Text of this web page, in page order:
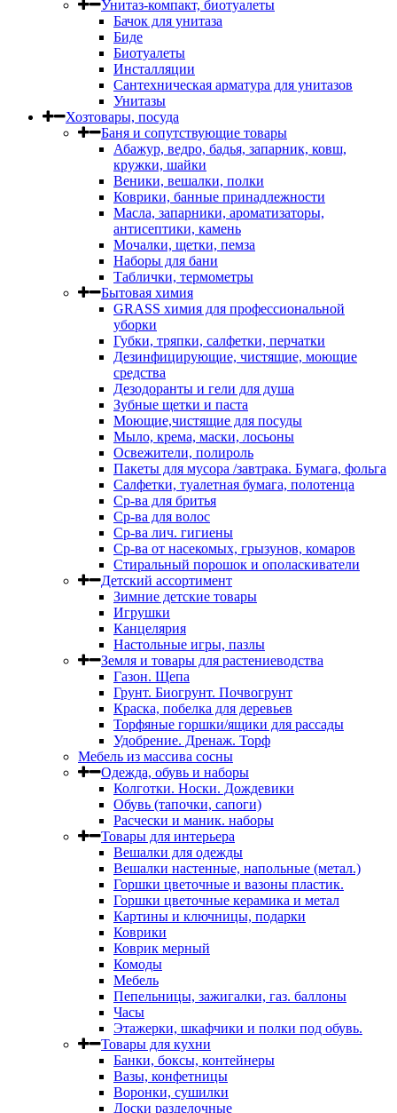
Унитаз-компакт, биотуалеты
Бачок для унитаза
Биде
Биотуалеты
Инсталляции
Сантехническая арматура для унитазов
Унитазы
Хозтовары, посуда
Баня и сопутствующие товары
Абажур, ведро, бадья, запарник, ковш,
кружки, шайки
Веники, вешалки, полки
Коврики, банные принадлежности
Масла, запарники, ароматизаторы,
антисептики, камень
Мочалки, щетки, пемза
Наборы для бани
Таблички, термометры
Бытовая химия
GRASS химия для профессиональной
уборки
Губки, тряпки, салфетки, перчатки
Дезинфицирующие, чистящие, моющие
средства
Дезодоранты и гели для душа
Зубные щетки и паста
Моющие,чистящие для посуды
Мыло, крема, маски, лосьоны
Освежители, полироль
Пакеты для мусора /завтрака. Бумага, фольга
Салфетки, туалетная бумага, полотенца
Ср-ва для бритья
Ср-ва для волос
Ср-ва лич. гигиены
Ср-ва от насекомых, грызунов, комаров
Стиральный порошок и ополаскиватели
Детский ассортимент
Зимние детские товары
Игрушки
Канцелярия
Настольные игры, пазлы
Земля и товары для растениеводства
Газон. Щепа
Грунт. Биогрунт. Почвогрунт
Краска, побелка для деревьев
Торфяные горшки/ящики для рассады
Удобрение. Дренаж. Торф
Мебель из массива сосны
Одежда, обувь и наборы
Колготки. Носки. Дождевики
Обувь (тапочки, сапоги)
Расчески и маник. наборы
Товары для интерьера
Вешалки для одежды
Вешалки настенные, напольные (метал.)
Горшки цветочные и вазоны пластик.
Горшки цветочные керамика и метал
Картины и ключницы, подарки
Коврики
Коврик мерный
Комоды
Мебель
Пепельницы, зажигалки, газ. баллоны
Часы
Этажерки, шкафчики и полки под обувь.
Товары для кухни
Банки, боксы, контейнеры
Вазы, конфетницы
Воронки, сушилки
Доски разделочные